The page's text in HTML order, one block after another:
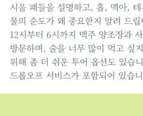
시음 패들을 설명하고, 홉, 맥아,
물의 순도가 왜 중요한지 알려 드
12시부터 6시까지 맥주 양조장과
방문하며, 술을 너무 많이 먹고 싶
위해 좀 더 쉬운 투어 옵션도 있습
드롭오프 서비스가 포함되어 있습